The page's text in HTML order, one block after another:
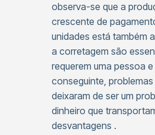
observa-se que a
crescente de
unidades está também
a corretagem são
requerem uma pessoa
conseguinte,
deixaram de ser um
dinheiro que
desvantagens .